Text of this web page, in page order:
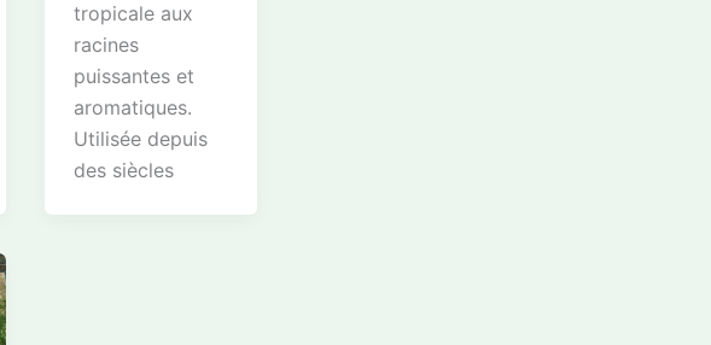
tropicale aux
racines
puissantes et
aromatiques.
Utilisée depuis
des siècles